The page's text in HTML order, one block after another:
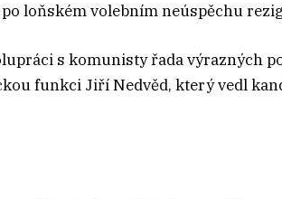
loňském volebním neúspěchu
s komunisty řada výrazných
funkci Jiří Nedvěd, který vedl